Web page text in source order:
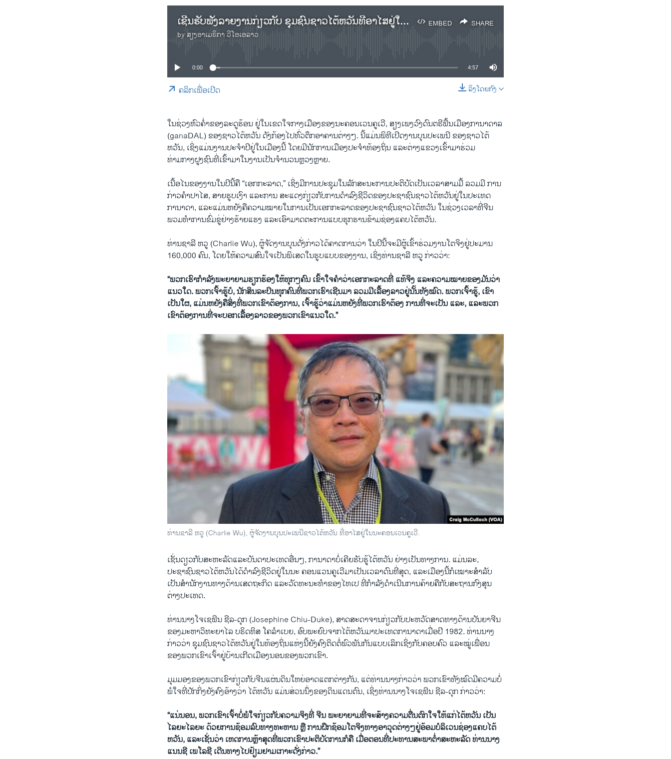
EMBED SHARE
ເຊີນຮັບຟັງລາຍງານກ່ຽວກັບ ຊຸມຊົນຊາວໄຕ້ຫວັນທີ່ອາໄສຢູ່ໃນນະຄອນເວນຄູເວີ
by ສຽງອາເມຣິກາ ວີໂອເອລາວ
SHARE
0:00 4:57
ລິງໂດຍກົງ
ຄລິກເພື່ອເປີດ
ໃນຊ່ວງຫົວຄໍ່າຂອງລະດູຮ້ອນ ຢູ່ໃນເຂດ​ໃຈ​ກາງເມືອງຂອງນະຄອນເວນຄູເວີ, ສຽງເພງວົງດົນຕຣີພື້ນເມືອງການາດາລ
(ganaDAL) ຂອງຊາວໄຕ້ຫວັນ ດັງກ້ອງໄປທົ່ວຕຶກອາຄານຕ່າງໆ. ນີ້ແມ່ນພິທີເປີດງານບຸນປະເພນີ ຂອງຊາວໄຕ້
ຫວັນ, ເຊິ່ງແມ່ນງານປະຈໍາປີຢູ່ໃນເມືອງນີ້ ໂດຍມີນັກການເມືອງປະຈໍາທ້ອງຖິ່ນ ແລະຕ່າງແຂວງເຂົ້າມາຮ່ວມ
ທ່າມກາງຝູງຊົນທີ່ເຂົ້າມາໃນງານເປັນຈໍານວນຫຼວງຫຼາຍ.
​ເນື້ອ​ໄນຂອງງານໃນປີນີ້ຄື “ເອກ​ກະ​ລາດ,” ເຊິ່ງມີ​ການ​ປະ​ຊຸມ​ໃນ​ລັກ​ສະ​ນະ​ການ​ປະ​ຕິ​ບັດເປັນເວລາສາມມື້ ລວມມີ ການ
ກ່າວຄໍາປາໄສ, ສາຍ​ຮູບ​ເງົາ ແລະການ ສະແດງກ່ຽວກັບການດໍາລົງຊີວິດຂອງປະຊາຊົນຊາວໄຕ້ຫວັນຢູ່ໃນປະເທດ
ການາດາ, ແລະແມ່ນຫຍັງຄື​ຄວາມ​ໝາຍໃນ​ການເປັນ​ເອກ​ກະ​ລາດຂອງປະຊາຊົນຊາວໄຕ້ຫວັນ ໃນຊ່ວງເວລາທີ່ຈີນ
ພວມ​ທຳ​ການ​ຂົ່ມ​ຂູ່ຢ່າງ​ຮ້າຍ​ແຮງ ແລະ​ເອົາ​ມາດ​ຕະ​ການ​ແບບ​ຮຸກ​ຮານ​ຂ້າມຊ່ອງແຄບໄຕ້ຫວັນ.
ທ່ານຊາລີ ຫວູ (Charlie Wu), ຜູ້ຈັດງານບຸນດັ່ງກ່າວໄດ້ຄາດການວ່າ ໃນປີນີ້ຈະມີຜູ້ເຂົ້າຮ່ວມງານໂຕຈິງຢູ່ປະມານ
160,000 ຄົນ, ໂດຍໃຫ້ຄວາມສົນໃຈເປັນພິເສດໃນຮູບແບບຂອງງານ, ເຊິ່ງທ່ານຊາລີ ຫວູ ກ່າວວ່າ:
“ພວກເຮົາກໍາລັງພະຍາຍາມຮຽກຮ້ອງໃຫ້ທຸກໆຄົນ ເຂົ້າໃຈຄໍາວ່າເອກ​ກະ​ລາດທີ່ ແທ້ຈິງ ແລະຄວາມໝາຍຂອງມັນວ່າ
ແນວໃດ. ພວກເຈົ້າຮູ້ບໍ, ນັກສິນລະປິນທຸກຄົນທີ່ພວກເຮົາເຊີນມາ ລວມມີເລື້ອງລາວຢູ່ນັ້ນທັງໝົດ. ພວກເຈົ້າຮູ້, ເຂົາ
ເປັນໃຜ, ແມ່ນຫຍັງຄືສິ່ງທີ່ພວກເຂົາຕ້ອງການ, ເຈົ້າຮູ້ວ່າແມ່ນຫຍັງທີ່ພວກເຮົາຕ້ອງ ການທີ່ຈະເປັນ ແລະ, ແລະພວກ
ເຂົາຕ້ອງການທີ່ຈະບອກເລື້ອງລາວຂອງພວກເຂົາແນວໃດ.”
ທ່ານຊາລີ ຫວູ (Charlie Wu), ຜູ້ຈັດງານບຸນປະເພນີຊາວໄຕ້ຫວັນ ທີ່ອາໄສຢູ່ໃນນະຄອນເວນຄູເວີ.
ເຊັ່ນດຽວກັບສະຫະລັດແລະບັນດາປະເທດອື່ນໆ, ການາດາບໍ່ເຄີຍຮັບຮູ້ໄຕ້ຫວັນ ຢ່າງເປັນທາງການ. ແມ່ນລະ,
ປະຊາຊົນຊາວໄຕ້ຫວັນໄດ້ດໍາລົງຊີວິດຢູ່ໃນນະ ຄອນແວນຄູເວີມາເປັນເວລາດົນທີ່ສຸດ, ແລະເມືອງນີ້ກໍເໝາະສໍາລັບ
ເປັນສໍານັກງານທາງດ້ານເສດຖະກິດ ແລະວັດທະນະທໍາຂອງໄທເປ ທີ່ກໍາລັງດໍາເນີນການຄ້າຍຄືກັບສະຖານກົງສຸນ
ຕ່າງປະເທດ.
ທ່ານນາງໂຈເຊຟິນ ຊີລ-ດຸກ (Josephine Chiu-Duke), ສາດສະດາຈານກ່ຽວກັບປະຫວັດສາດທາງດ້ານປັນຍາຈີນ
ຂອງມະຫາວິທະຍາໄລ ບຣິດທິສ ໂຄລໍາເບຍ, ອົບພະຍົບຈາກໄຕ້ຫວັນມາປະເທດການາດາເມື່ອປີ 1982. ທ່ານນາງ
ກ່າວວ່າ ຊຸມຊົນຊາວໄຕ້ຫວັນຢູ່ໃນທ້ອງຖິ່ນແຫ່ງນີ້ຍັງຄົງຕິດຕໍ່ພົວພັນກັນແບບເລິກເຊິ່ງກັບຄອບຄົວ ແລະໝູ່ເພື່ອນ
ຂອງພວກເຂົາເຈົ້າຢູ່ບ້ານເກີດເມືອງນອນຂອງພວກເຂົາ.
ມຸມມອງຂອງພວກເຂົາກ່ຽວກັບຈີນແຜ່ນດິນໃຫຍ່ອາດແຕກຕ່າງກັນ, ແຕ່ທ່ານນາງກ່າວວ່າ ພວກເຂົາທັງໝົດມີຄວາມບໍ່
ພໍໃຈທີ່ປັກກິ່ງຍັງຄົງອ້າງວ່າ ໄຕ້ຫວັນ ແມ່ນສ່ວນນຶ່ງຂອງດິນແດນຕົນ, ເຊິ່ງທ່ານນາງໂຈເຊຟິນ ຊີລ-ດຸກ ກ່າວວ່າ:
“ແນ່ນອນ, ພວກເຂົາເຈົ້າບໍ່ພໍໃຈກ່ຽວກັບຄວາມຈິງທີ່ ຈີນ ພະຍາຍາມທີ່ຈະສ້າງ​ຄວາມ​ຕື່ນ​ຕົກ​ໃຈ​ໃຫ້​ແກ່ໄຕ້ຫວັນ ເປັນ
ໄລຍະໄລຍະ ດ້ວຍການຊ້ອມລົບທາງທະຫານ ຫຼື ການຝຶກຊ້ອມໂຕຈິງທາງອາວຸດຕ່າງໆຢູ່ອ້ອມບໍລິເວນຊ່ອງແຄບໄຕ້
ຫວັນ, ແລະເຊັ່ນວ່າ ເຫດການຫຼ້າສຸດທີ່ພວກເຂົາປະຕິບັດການກໍຄື ເມື່ອຕອນທີ່ປະທານສະພາຕໍ່າສະຫະລັດ ທ່ານນາງ
ແນນຊີ ເພໂລຊີ ເດີນທາງໄປຢ້ຽມຢາມເກາະດັ່ງກ່າວ.”